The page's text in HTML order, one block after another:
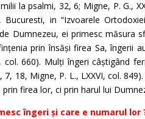
la psalmi, 32, 6; Migne, P. G.,
Bucuresti, in “Izvoarele
Dumnezeu, ei primesc măsura
prin însăși firea Sa, îngerii
col. 660). Mulți îngeri câștigând
7, 18, Migne, P. L., LXXVI, col.
firea lor, ci prin harul lui
îngeri și care e numarul lor